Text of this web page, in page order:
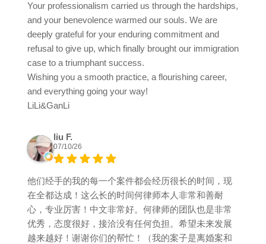
Your professionalism carried us through the hardships,
and your benevolence warmed our souls. We are
deeply grateful for your enduring commitment and
refusal to give up, which finally brought our immigration
case to a triumphant success.
Wishing you a smooth practice, a flourishing career,
and everything going your way!
LiLi&GanLi
liu F.
07/10/26
他们经手的我的每一个案件都会经历很长的时间，现
在全都达成！这么长的时间何律师本人非常和善耐
心，专业厉害！中文非常好。何律师的团队也是非常
优秀，态度很好，接洽没有任何负担。希望未来发展
越来越好！谢谢你们的帮忙！（我的案子是离婚案和